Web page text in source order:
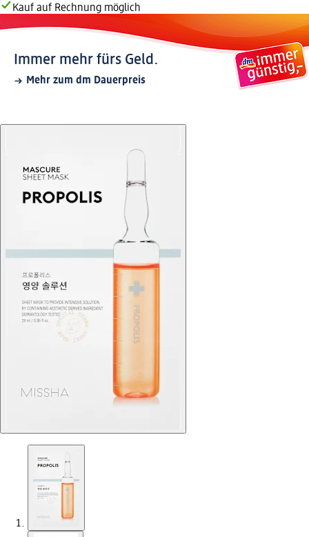
Kauf auf Rechnung möglich
Immer mehr fürs Geld.
Mehr zum dm Dauerpreis